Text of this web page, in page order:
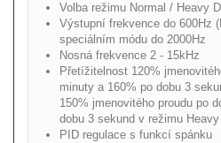
Volba režimu Normal / Heavy
Výstupní frekvence do 600Hz
speciálním módu do 2000Hz
Nosná frekvence 2 - 15kHz
Přetížitelnost 120%
minuty a 160% po dobu 3
150% jmenovitého proudu po
dobu 3 sekund v režimu
PID regulace s funkcí spánku